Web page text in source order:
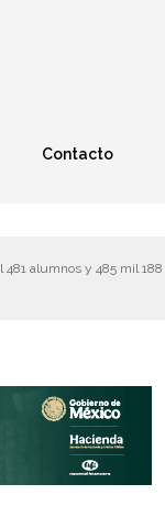
Contacto
alumnos y 485 mil 188